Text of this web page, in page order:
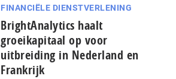
FINANCIËLE DIENSTVERLENING
BrightAnalytics haalt
groeikapitaal op voor
uitbreiding in Nederland en
Frankrijk